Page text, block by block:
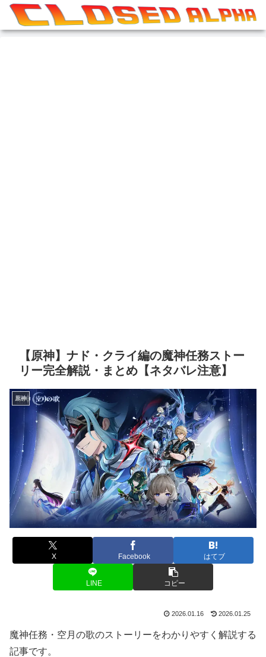
【原神】ナド・クライ編の魔神任務ストー
リー完全解説・まとめ【ネタバレ注意】
原神
X Facebook はてブ
LINE コピー
2026.01.16 2026.01.25
魔神任務・空月の歌のストーリーをわかりやすく解説する
記事です。